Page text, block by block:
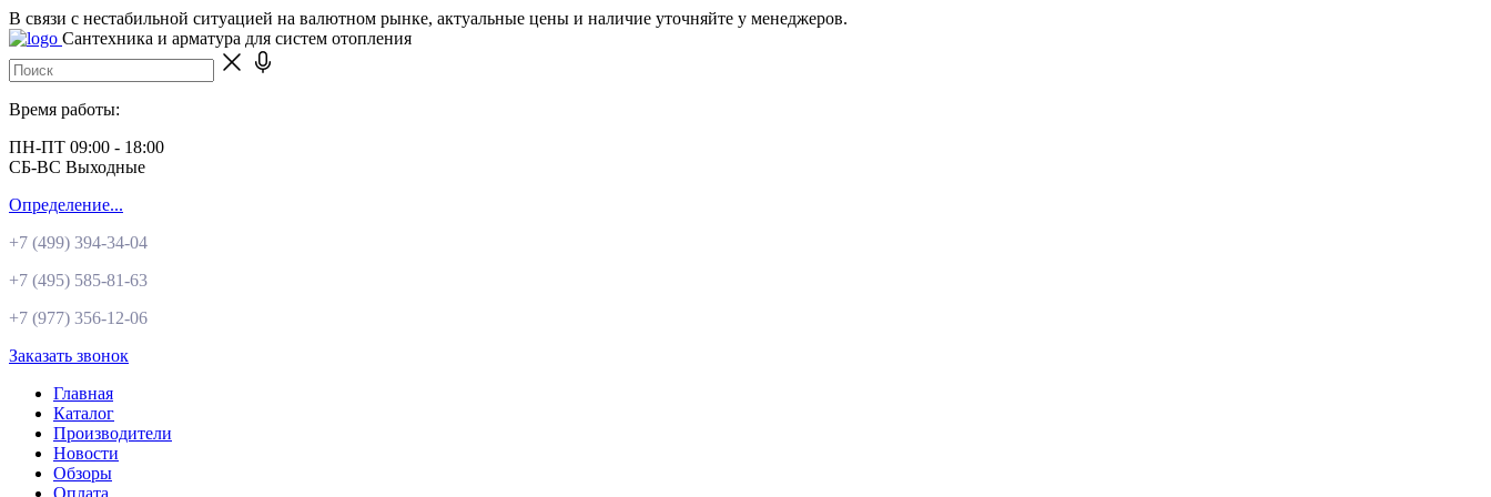
В связи с нестабильной ситуацией на валютном рынке, актуальные цены и наличие уточняйте у менеджеров.
Сантехника и арматура для систем отопления
Время работы:
ПН-ПТ 09:00 - 18:00
СБ-ВС Выходные
Определение...
+7 (499) 394-34-04
+7 (495) 585-81-63
+7 (977) 356-12-06
Заказать звонок
Главная
Каталог
Производители
Новости
Обзоры
Оплата